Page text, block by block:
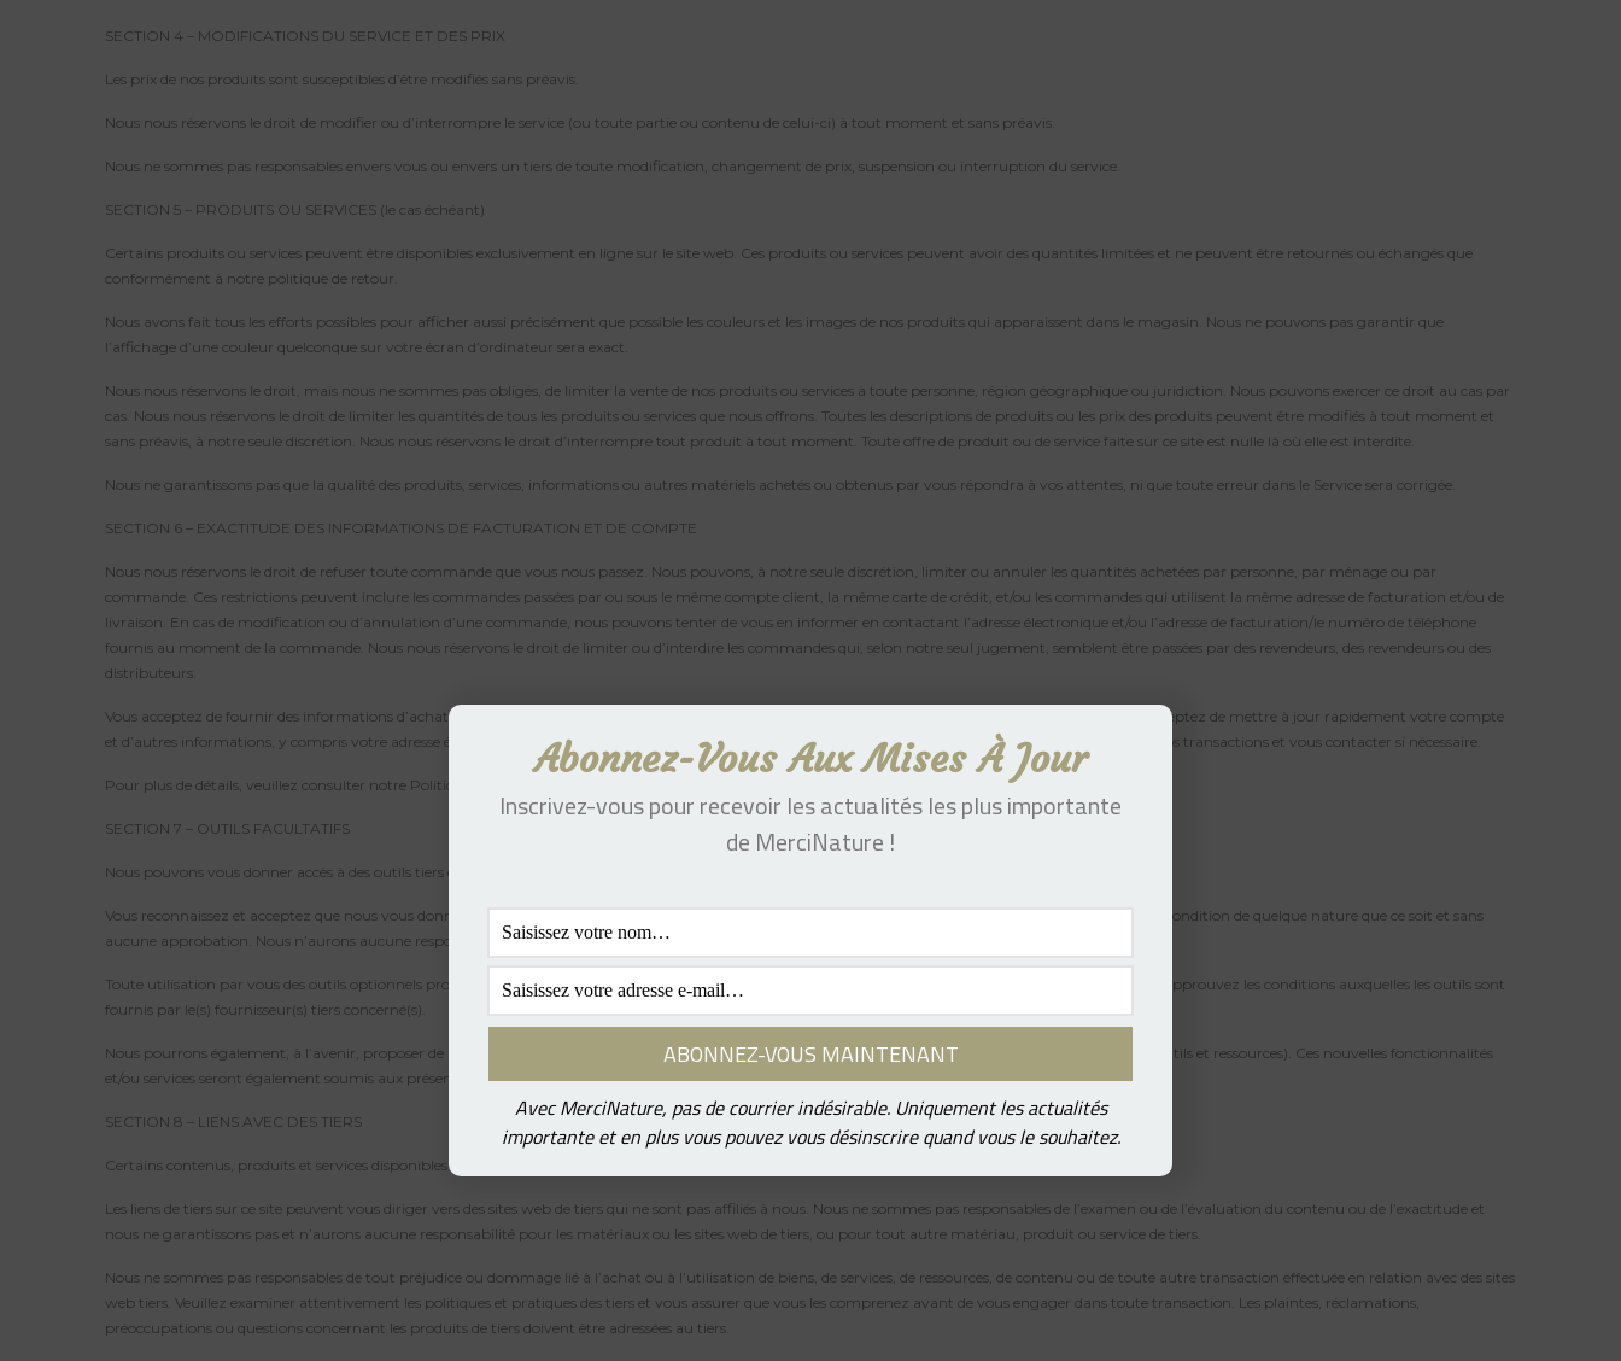
SECTION 4 – MODIFICATIONS DU SERVICE ET DES PRIX
Les prix de nos produits sont susceptibles d’être modifiés sans préavis.
Nous nous réservons le droit de modifier ou d’interrompre le service (ou toute partie ou contenu de celui-ci) à tout moment et sans préavis.
Nous ne sommes pas responsables envers vous ou envers un tiers de toute modification, changement de prix, suspension ou interruption du service.
SECTION 5 – PRODUITS OU SERVICES (le cas échéant)
Certains produits ou services peuvent être disponibles exclusivement en ligne sur le site web. Ces produits ou services peuvent avoir des quantités limitées et ne peuvent être retournés ou échangés que
conformément à notre politique de retour.
Nous avons fait tous les efforts possibles pour afficher aussi précisément que possible les couleurs et les images de nos produits qui apparaissent dans le magasin. Nous ne pouvons pas garantir que
l’affichage d’une couleur quelconque sur votre écran d’ordinateur sera exact.
Nous nous réservons le droit, mais nous ne sommes pas obligés, de limiter la vente de nos produits ou services à toute personne, région géographique ou juridiction. Nous pouvons exercer ce droit au cas par
cas. Nous nous réservons le droit de limiter les quantités de tous les produits ou services que nous offrons. Toutes les descriptions de produits ou les prix des produits peuvent être modifiés à tout moment et
sans préavis, à notre seule discrétion. Nous nous réservons le droit d’interrompre tout produit à tout moment. Toute offre de produit ou de service faite sur ce site est nulle là où elle est interdite.
Nous ne garantissons pas que la qualité des produits, services, informations ou autres matériels achetés ou obtenus par vous répondra à vos attentes, ni que toute erreur dans le Service sera corrigée.
SECTION 6 – EXACTITUDE DES INFORMATIONS DE FACTURATION ET DE COMPTE
Nous nous réservons le droit de refuser toute commande que vous nous passez. Nous pouvons, à notre seule discrétion, limiter ou annuler les quantités achetées par personne, par ménage ou par
commande. Ces restrictions peuvent inclure les commandes passées par ou sous le même compte client, la même carte de crédit, et/ou les commandes qui utilisent la même adresse de facturation et/ou de
livraison. En cas de modification ou d’annulation d’une commande, nous pouvons tenter de vous en informer en contactant l’adresse électronique et/ou l’adresse de facturation/le numéro de téléphone
fournis au moment de la commande. Nous nous réservons le droit de limiter ou d’interdire les commandes qui, selon notre seul jugement, semblent être passées par des revendeurs, des revendeurs ou des
distributeurs.
Vous acceptez de fournir des informations d’achat et de compte actuelles, complètes et exactes pour tous les achats effectués dans notre magasin. Vous acceptez de mettre à jour rapidement votre compte
et d’autres informations, y compris votre adresse électronique, vos numéros de carte de crédit et leurs dates d’expiration, afin que nous puissions effectuer vos transactions et vous contacter si nécessaire.
Pour plus de détails, veuillez consulter notre Politique de retour.
SECTION 7 – OUTILS FACULTATIFS
Nous pouvons vous donner accès à des outils tiers que nous ne surveillons pas et sur lesquels nous n’avons aucun contrôle ni aucune influence.
Vous reconnaissez et acceptez que nous vous donnions accès à ces outils « tels quels » et « selon leur disponibilité » sans aucune garantie, représentation ou condition de quelque nature que ce soit et sans
aucune approbation. Nous n’aurons aucune responsabilité, quelle qu’elle soit, découlant de ou liée à votre utilisation d’outils tiers optionnels.
Toute utilisation par vous des outils optionnels proposés par le site est entièrement à vos risques et périls et vous devez vous assurer que vous connaissez et approuvez les conditions auxquelles les outils sont
fournis par le(s) fournisseur(s) tiers concerné(s).
Nous pourrons également, à l’avenir, proposer de nouveaux services et/ou fonctionnalités par le biais du site (y compris la mise à disposition de nouveaux outils et ressources). Ces nouvelles fonctionnalités
et/ou services seront également soumis aux présentes conditions d’utilisation.
SECTION 8 – LIENS AVEC DES TIERS
Certains contenus, produits et services disponibles via notre Service peuvent inclure des éléments provenant de tiers.
Les liens de tiers sur ce site peuvent vous diriger vers des sites web de tiers qui ne sont pas affiliés à nous. Nous ne sommes pas responsables de l’examen ou de l’évaluation du contenu ou de l’exactitude et
nous ne garantissons pas et n’aurons aucune responsabilité pour les matériaux ou les sites web de tiers, ou pour tout autre matériau, produit ou service de tiers.
Nous ne sommes pas responsables de tout préjudice ou dommage lié à l’achat ou à l’utilisation de biens, de services, de ressources, de contenu ou de toute autre transaction effectuée en relation avec des sites
web tiers. Veuillez examiner attentivement les politiques et pratiques des tiers et vous assurer que vous les comprenez avant de vous engager dans toute transaction. Les plaintes, réclamations,
préoccupations ou questions concernant les produits de tiers doivent être adressées au tiers.
Abonnez-Vous Aux Mises À Jour
Inscrivez-vous pour recevoir les actualités les plus importante
de MerciNature !
Avec MerciNature, pas de courrier indésirable. Uniquement les actualités
importante et en plus vous pouvez vous désinscrire quand vous le souhaitez.